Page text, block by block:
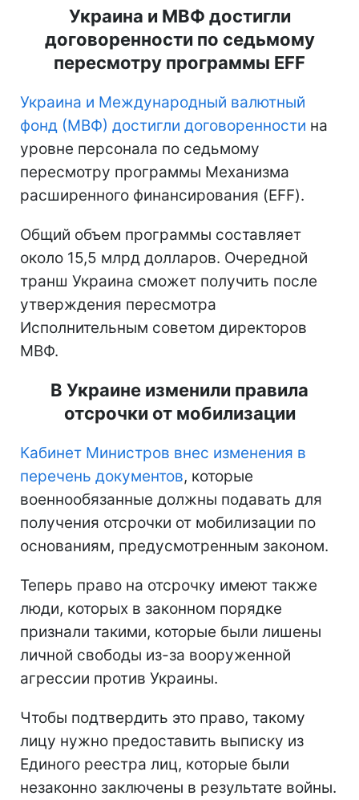
Украина и МВФ достигли
договоренности по седьмому
пересмотру программы EFF
Украина и Международный валютный
фонд (МВФ) достигли договоренности на
уровне персонала по седьмому
пересмотру программы Механизма
расширенного финансирования (EFF).
Общий объем программы составляет
около 15,5 млрд долларов. Очередной
транш Украина сможет получить после
утверждения пересмотра
Исполнительным советом директоров
МВФ.
В Украине изменили правила
отсрочки от мобилизации
Кабинет Министров внес изменения в
перечень документов, которые
военнообязанные должны подавать для
получения отсрочки от мобилизации по
основаниям, предусмотренным законом.
Теперь право на отсрочку имеют также
люди, которых в законном порядке
признали такими, которые были лишены
личной свободы из-за вооруженной
агрессии против Украины.
Чтобы подтвердить это право, такому
лицу нужно предоставить выписку из
Единого реестра лиц, которые были
незаконно заключены в результате войны.